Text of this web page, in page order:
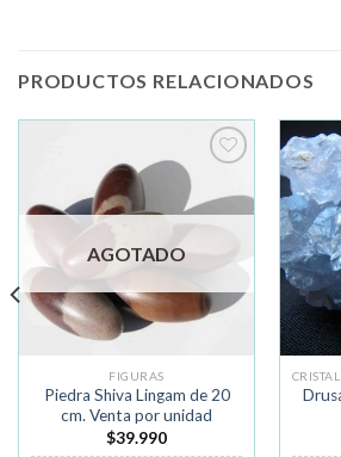
PRODUCTOS RELACIONADOS
a la
lista de
AGOTADO
FIGURAS
Piedra Shiva Lingam de 20
cm. Venta por unidad
$39.990